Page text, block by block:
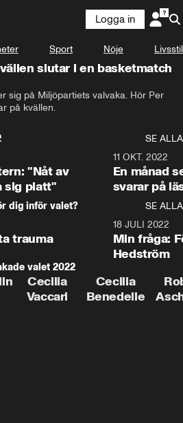
Logga in
Sport Nöje Livsstil
slutar i en basketmatch
sig på Miljöpartiets valvaka. Hör Per
på kvällen.
SE ALLA
"Nåt av
sig platt"
11 OKT. 2022
En månad
svarar på
dig inför valet?
SE ALLA
trauma
18 JULI 2022
Min fråga:
Hedström
valet 2022
Cecilia
Vaccari
Cecilia
Benedelle